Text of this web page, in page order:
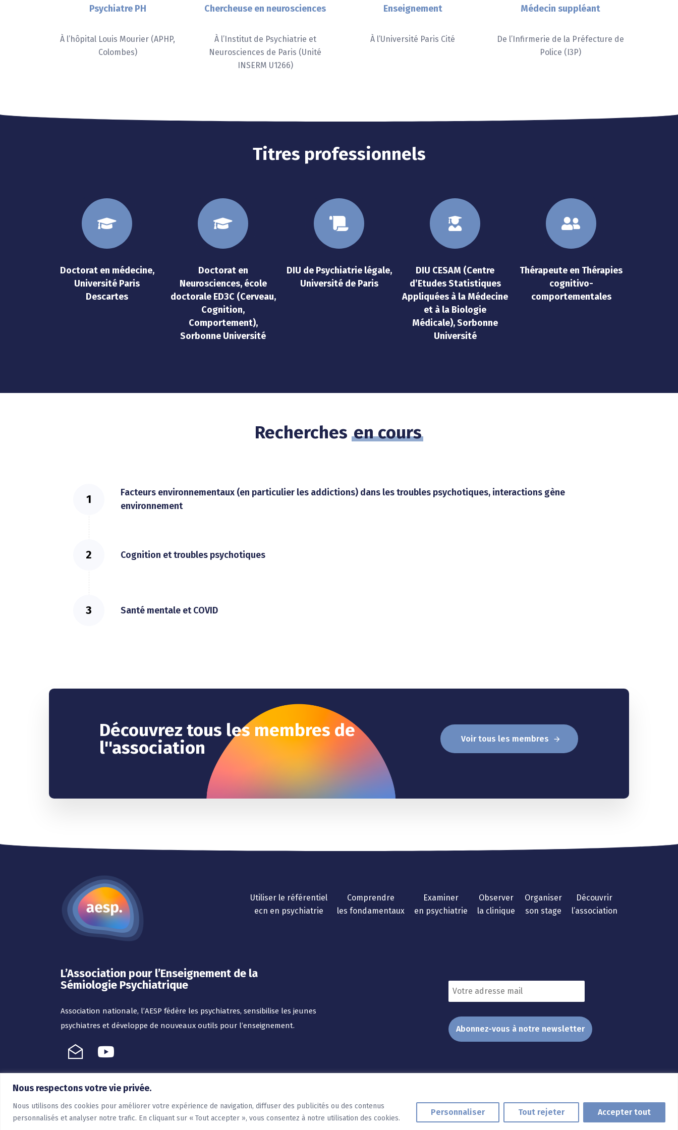
Nous respectons votre vie privée.
Nous utilisons des cookies pour améliorer votre expérience de navigation, diffuser des publicités ou des contenus
personnalisés et analyser notre trafic. En cliquant sur « Tout accepter », vous consentez à notre utilisation des cookies.
Personnaliser Tout rejeter Accepter tout
Psychiatre PH
À l’hôpital Louis Mourier (APHP,
Colombes)
Chercheuse en neurosciences
À l’Institut de Psychiatrie et
Neurosciences de Paris (Unité
INSERM U1266)
Enseignement
À l’Université Paris Cité
Médecin suppléant
De l’Infirmerie de la Préfecture de
Police (I3P)
Titres professionnels
Doctorat en médecine,
Université Paris
Descartes
Doctorat en
Neurosciences, école
doctorale ED3C (Cerveau,
Cognition,
Comportement),
Sorbonne Université
DIU de Psychiatrie légale,
Université de Paris
DIU CESAM (Centre
d’Etudes Statistiques
Appliquées à la Médecine
et à la Biologie
Médicale), Sorbonne
Université
Thérapeute en Thérapies
cognitivo-
comportementales
Recherches en cours
Facteurs environnementaux (en particulier les addictions) dans les troubles psychotiques, interactions gène
environnement
Cognition et troubles psychotiques
Santé mentale et COVID
Découvrez tous les membres de
l''association
Voir tous les membres
Utiliser le référentiel
ecn en psychiatrie
Comprendre
les fondamentaux
Examiner
en psychiatrie
Observer
la clinique
Organiser
son stage
Découvrir
l’association
L’Association pour l’Enseignement de la
Sémiologie Psychiatrique
Association nationale, l’AESP fédère les psychiatres, sensibilise les jeunes
psychiatres et développe de nouveaux outils pour l’enseignement.
Mentions légales Politique de confidentialité